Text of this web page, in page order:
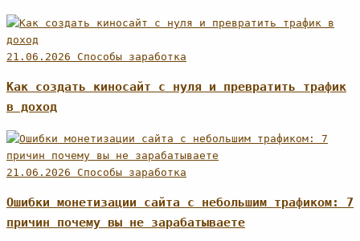
21.06.2026 Способы заработка
Как создать киносайт с нуля и превратить трафик
в доход
21.06.2026 Способы заработка
Ошибки монетизации сайта с небольшим трафиком: 7
причин почему вы не зарабатываете